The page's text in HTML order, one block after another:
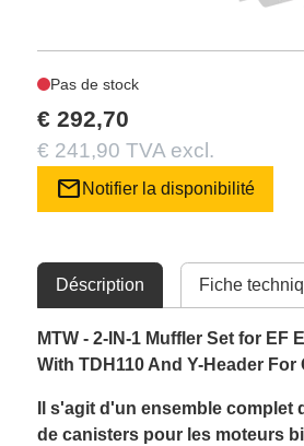
Pas de stock
€ 292,70
€ 241,90 TVA excl.
mail Notifier la disponibilité
Déscription Fiche
MTW - 2-IN-1 Muffler Set for EF
With TDH110 And Y-Header For
Il s'agit d'un ensemble complet
de canisters pour les moteurs